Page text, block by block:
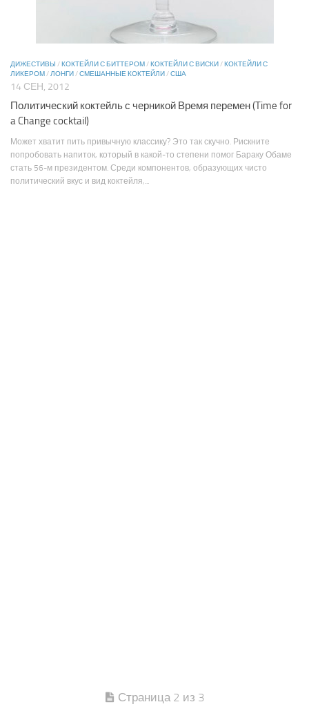
ДИЖЕСТИВЫ /КОКТЕЙЛИ С БИТТЕРОМ/КОКТЕЙЛИ С ВИСКИ/КОКТЕЙЛИ С
ЛИКЕРОМ/ЛОНГИ/СМЕШАННЫЕ КОКТЕЙЛИ/США
14 СЕН, 2012
Политический коктейль с черникой Время перемен (Time for
a Change cocktail)
Может хватит пить привычную классику? Это так скучно. Рискните
попробовать напиток, который в какой-то степени помог Бараку Обаме
стать 56-м президентом. Среди компонентов, образующих чисто
политический вкус и вид коктейля,...
Страница 2 из 3